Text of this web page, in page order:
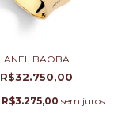
ANEL BAOBÁ
R$32.750,00
R$3.275,00 sem juros